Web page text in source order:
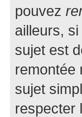
pouvez
ailleurs,
sujet est
remontée
sujet
respecter